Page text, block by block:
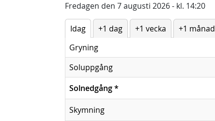
Fredagen den 7 augusti 2026 - kl. 14:20
Idag +1 dag +1 vecka
+1 månad
Gryning
Soluppgång
Solnedgång*
Skymning